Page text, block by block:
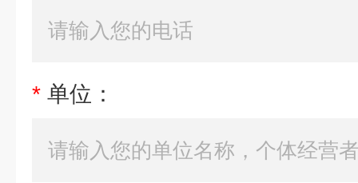
* 单位：